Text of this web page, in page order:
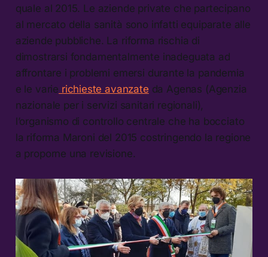
quale al 2015. Le aziende private che partecipano
al mercato della sanità sono infatti equiparate alle
aziende pubbliche. La riforma rischia di
dimostrarsi fondamentalmente inadeguata ad
affrontare i problemi emersi durante la pandemia
e le varie richieste avanzate da Agenas (Agenzia
nazionale per i servizi sanitari regionali),
l’organismo di controllo centrale che ha bocciato
la riforma Maroni del 2015 costringendo la regione
a proporne una revisione.